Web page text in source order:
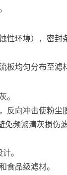
环境），密封
板均匀分布至滤
。
反向冲击使粉尘
频繁清灰损伤滤
。
食品级滤材。